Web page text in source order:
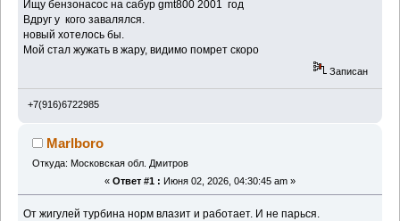
Ищу бензонасос на сабур gmt800 2001 год
Вдруг у кого завалялся.
новый хотелось бы.
Мой стал жужать в жару, видимо помрет скоро
Записан
+7(916)6722985
Marlboro
Откуда: Московская обл. Дмитров
« Ответ #1 : Июня 02, 2026, 04:30:45 am »
От жигулей турбина норм влазит и работает. И не парься.